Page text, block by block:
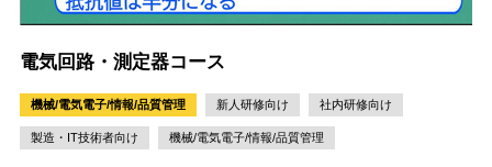
電気回路・測定器コース
機械/電気電子/情報/品質管理 新人研修向け 社内研修向け
製造・IT技術者向け 機械/電気電子/情報/品質管理